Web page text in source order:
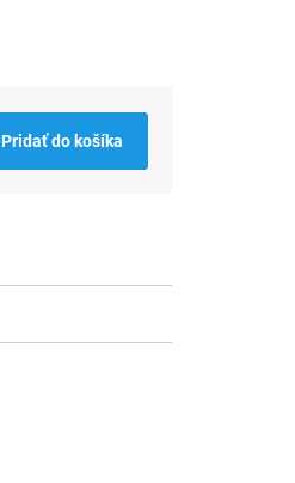
Pridať do košíka